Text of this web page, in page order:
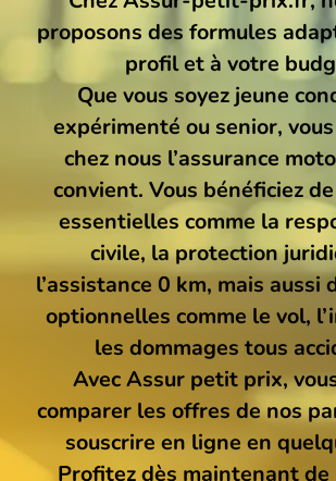
Mutuelle santé
Assurance Décennale
proposons des formules
profil et à votre
Que vous soyez jeune
expérimenté ou senior,
chez nous l’assurance
convient. Vous bénéficiez
essentielles comme la
civile, la protection
l’assistance 0 km, mais aussi
optionnelles comme le vol,
les dommages tous
Avec Assur petit prix,
comparer les offres de nos
souscrire en ligne en
Profitez dès maintenant